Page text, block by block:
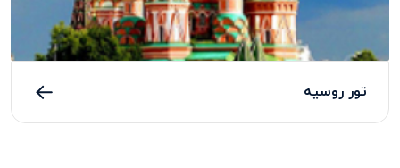
تور روسیه